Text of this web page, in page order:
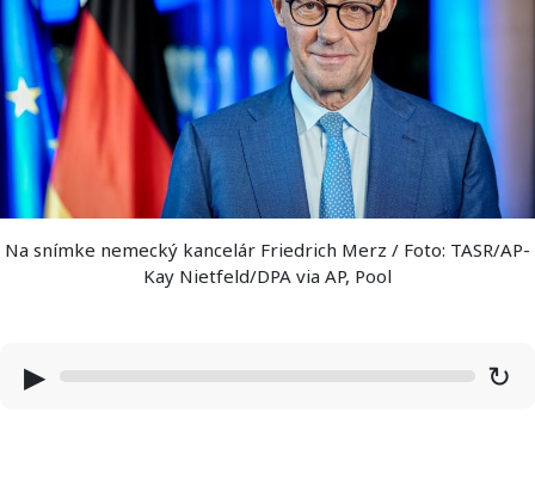
Na snímke nemecký kancelár Friedrich Merz / Foto: TASR/AP-
Kay Nietfeld/DPA via AP, Pool
▶ ↻